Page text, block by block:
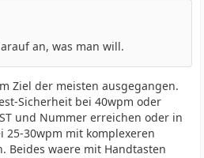
an, was man will.
Ziel der meisten ausgegangen.
Sicherheit bei 40wpm oder
und Nummer erreichen oder in
25-30wpm mit komplexeren
Beides waere mit Handtasten